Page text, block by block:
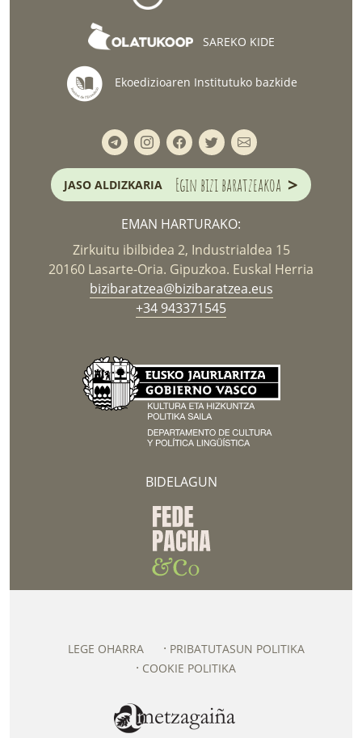
SAREKO KIDE
Ekoedizioaren Institutuko bazkide
JASO ALDIZKARIA Egin bizi baratzeakoa >
EMAN HARTURAKO:
Zirkuitu ibilbidea 2, Industrialdea 15
20160 Lasarte-Oria. Gipuzkoa. Euskal Herria
bizibaratzea@bizibaratzea.eus
+34 943371545
BIDELAGUN
LEGE OHARRA
PRIBATUTASUN POLITIKA
COOKIE POLITIKA